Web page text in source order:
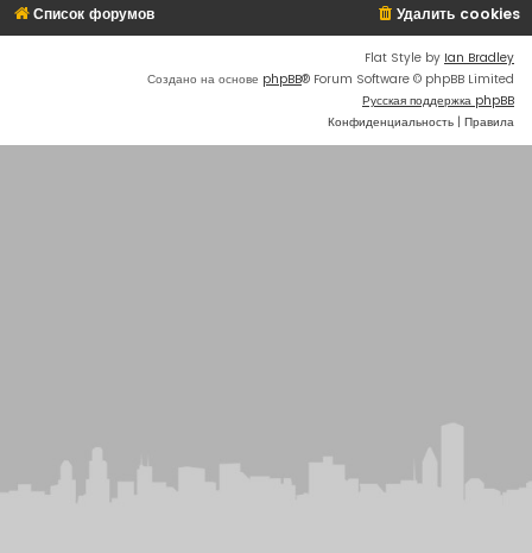
Список форумов Удалить cookies
Flat Style by Ian Bradley
Создано на основе phpBB® Forum Software © phpBB Limited
Русская поддержка phpBB
Конфиденциальность | Правила